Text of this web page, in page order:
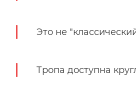
Это не
Тропа доступна